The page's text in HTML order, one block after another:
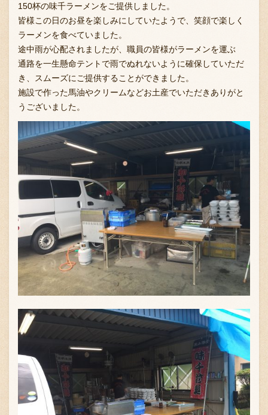
150杯の味千ラーメンをご提供しました。
皆様この日のお昼を楽しみにしていたようで、笑顔で楽しく
ラーメンを食べていました。
途中雨が心配されましたが、職員の皆様がラーメンを運ぶ
通路を一生懸命テントで雨でぬれないように確保していただ
き、スムーズにご提供することができました。
施設で作った馬油やクリームなどお土産でいただきありがと
うございました。